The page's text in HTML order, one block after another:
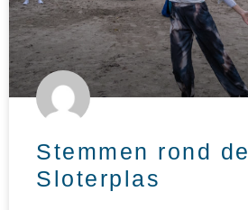
Stemmen rond de
Sloterplas